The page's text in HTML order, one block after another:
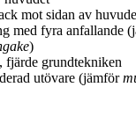
mot sidan av
med fyra anfallande
)
fjärde grundtekniken
utövare (jämför